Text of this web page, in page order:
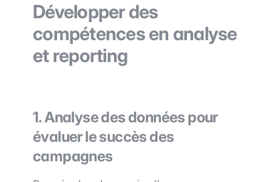
Développer des
compétences en analyse
et reporting
1. Analyse des données pour
évaluer le succès des
campagnes